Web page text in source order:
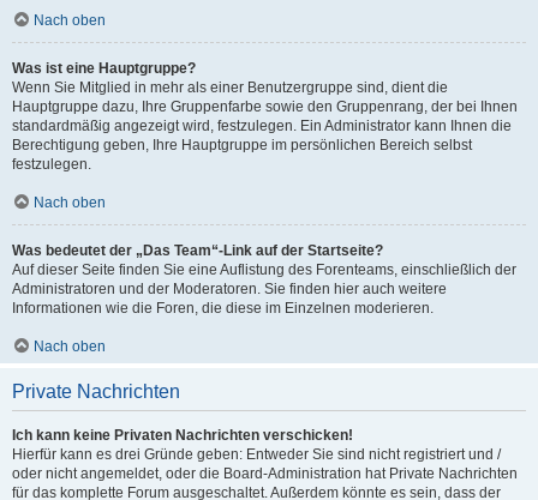
Nach oben
Was ist eine Hauptgruppe?
Wenn Sie Mitglied in mehr als einer Benutzergruppe sind, dient die
Hauptgruppe dazu, Ihre Gruppenfarbe sowie den Gruppenrang, der bei Ihnen
standardmäßig angezeigt wird, festzulegen. Ein Administrator kann Ihnen die
Berechtigung geben, Ihre Hauptgruppe im persönlichen Bereich selbst
festzulegen.
Nach oben
Was bedeutet der „Das Team“-Link auf der Startseite?
Auf dieser Seite finden Sie eine Auflistung des Forenteams, einschließlich der
Administratoren und der Moderatoren. Sie finden hier auch weitere
Informationen wie die Foren, die diese im Einzelnen moderieren.
Nach oben
Private Nachrichten
Ich kann keine Privaten Nachrichten verschicken!
Hierfür kann es drei Gründe geben: Entweder Sie sind nicht registriert und /
oder nicht angemeldet, oder die Board-Administration hat Private Nachrichten
für das komplette Forum ausgeschaltet. Außerdem könnte es sein, dass der